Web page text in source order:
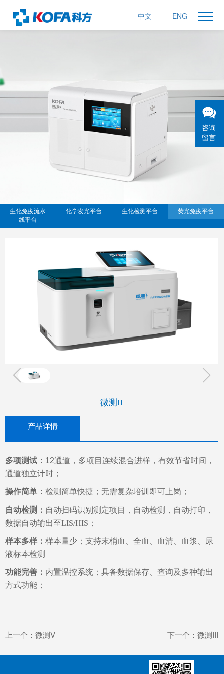
中文 ENG
生化免疫流水
线平台
化学发光平台 生化检测平台 荧光免疫平台
微测II
产品详情
多项测试： 12通道，多项目连续混合进样，有效节省时间，
通道独立计时；
操作简单：检测简单快捷；无需复杂培训即可上岗；
自动检测： 自动扫码识别测定项目，自动检测，自动打印，
数据自动输出至LIS/HIS；
样本多样：样本量少；支持末梢血、全血、血清、血浆、尿
液标本检测
功能完善： 内置温控系统；具备数据保存、查询及多种输出
方式功能；
上一个：微测V 下一个：微测III
咨询
留言